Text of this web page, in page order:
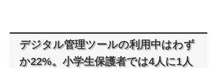
デジタル管理ツールの利用中はわず
か22%。小学生保護者では4人に1人